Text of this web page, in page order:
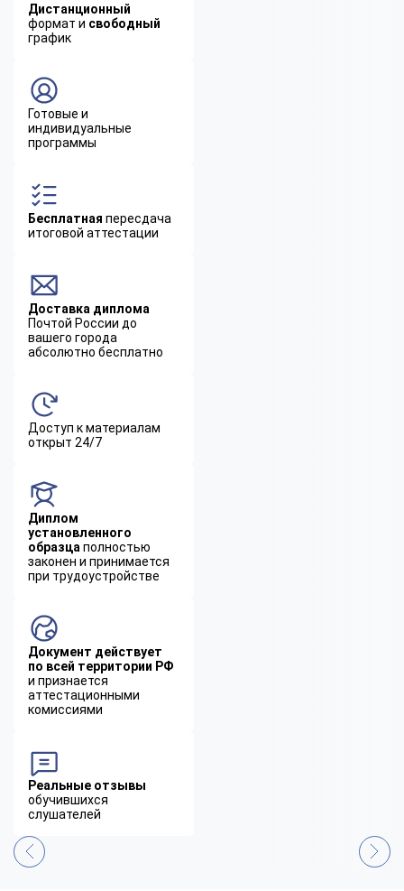
Дистанционный
формат и свободный
график
Готовые и
индивидуальные
программы
Бесплатная пересдача
итоговой аттестации
Доставка диплома
Почтой России до
вашего города
абсолютно бесплатно
Доступ к материалам
открыт 24/7
Диплом
установленного
образца полностью
законен и принимается
при трудоустройстве
Документ действует
по всей территории РФ
и признается
аттестационными
комиссиями
Реальные отзывы
обучившихся
слушателей